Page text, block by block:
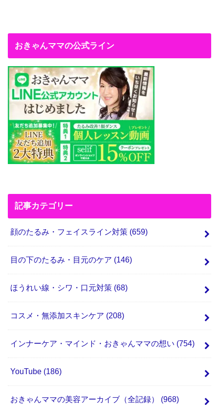
おきゃんママの公式ライン
記事カテゴリー
顔のたるみ・フェイスライン対策 (659)
目の下のたるみ・目元のケア (146)
ほうれい線・シワ・口元対策 (68)
コスメ・無添加スキンケア (208)
インナーケア・マインド・おきゃんママの想い (754)
YouTube (186)
おきゃんママの美容アーカイブ（全記録） (968)